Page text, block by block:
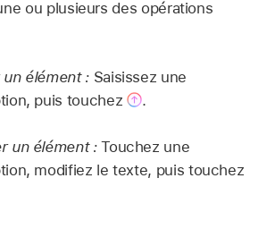
ou plusieurs des opérations
élément : Saisissez une
puis touchez
.
un élément :Touchez une
modifiez le texte, puis touchez